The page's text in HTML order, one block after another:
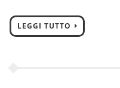
LEGGI TUTTO